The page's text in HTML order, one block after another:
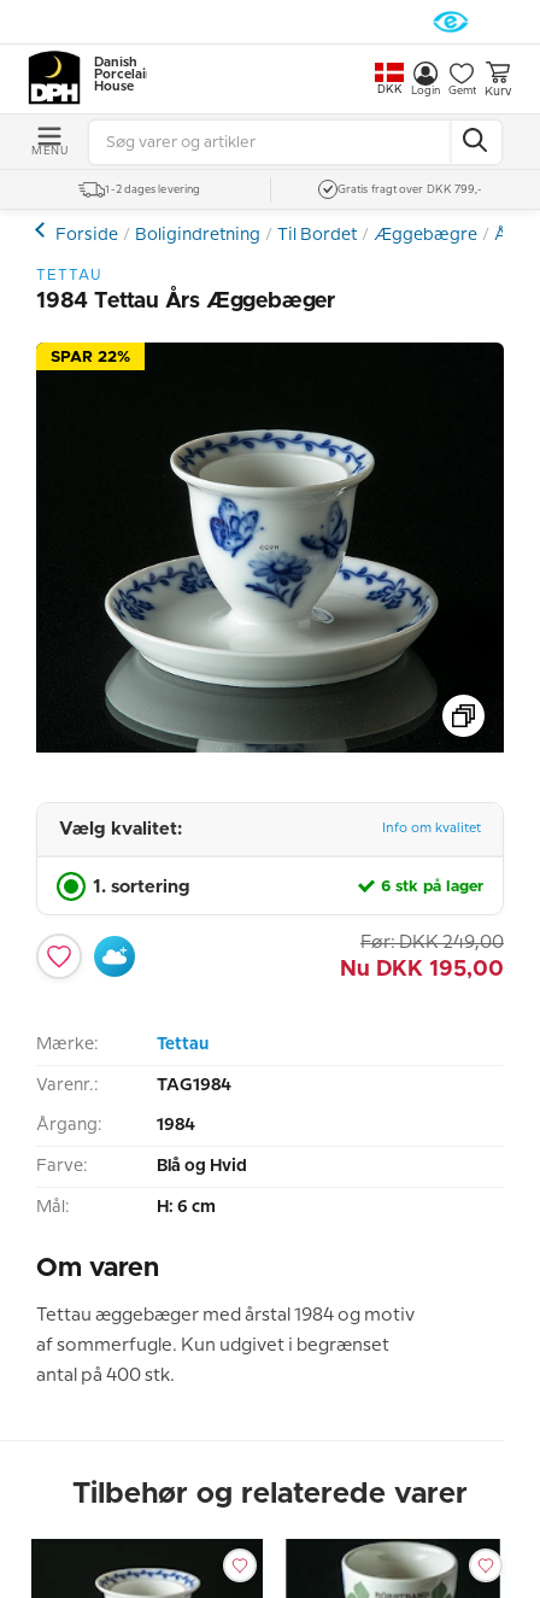
Danish
Porcelain
House
DKK Login Gemt Kurv
MENU
1-2 dages levering Gratis fragt over DKK 799,-
Forside Boligindretning Til Bordet Æggebægre Års-
TETTAU
1984 Tettau Års Æggebæger
SPAR 22%
Vælg kvalitet: Info om kvalitet
1. sortering 6 stk på lager
Før: DKK 249,00
Nu DKK 195,00
Mærke: Tettau
Varenr.: TAG1984
Årgang: 1984
Farve: Blå og Hvid
Mål: H: 6 cm
Om varen
Tettau æggebæger med årstal 1984 og motiv
af sommerfugle. Kun udgivet i begrænset
antal på 400 stk.
Tilbehør og relaterede varer